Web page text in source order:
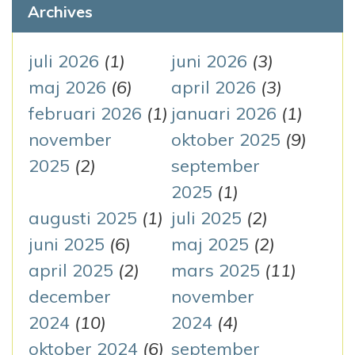
i f
t
e
r
:
Archives
juli 2026 (1) juni 2026 (3)
maj 2026 (6) april 2026 (3)
februari 2026 (1) januari 2026 (1)
november
2025 (2)
oktober 2025 (9)
september
2025 (1)
augusti 2025 (1) juli 2025 (2)
juni 2025 (6) maj 2025 (2)
april 2025 (2) mars 2025 (11)
december
2024 (10)
november
2024 (4)
oktober 2024 (6) september